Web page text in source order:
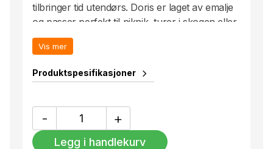
tilbringer tid utendørs. Doris er laget av emalje
og passer perfekt til piknik, turer i skogen eller
på båten. Den er svært slitesterk og enkel å
bruke også for barn. Finnes i ulike farger – alle
Vis mer
Produktspesifikasjoner
-
Emaljeskål
antall
+
Legg i handlekurv